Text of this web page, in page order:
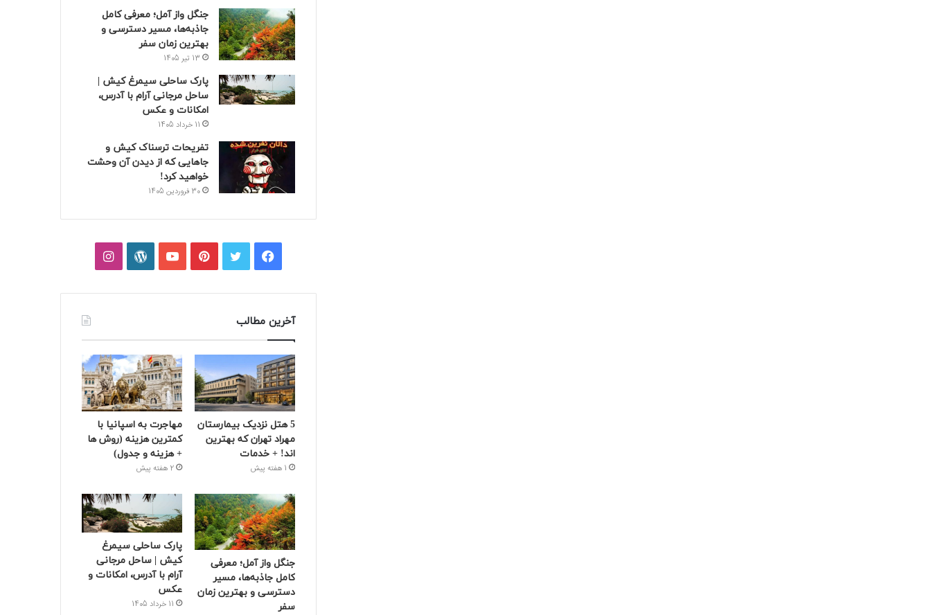
جنگل واز آمل؛ معرفی کامل
جاذبه‌ها، مسیر دسترسی و
بهترین زمان سفر
13 تیر 1405
پارک ساحلی سیمرغ کیش |
ساحل مرجانی آرام با آدرس،
امکانات و عکس
11 خرداد 1405
تفریحات ترسناک کیش و
جاهایی که از دیدن آن وحشت
خواهید کرد!
30 فروردین 1405
فیسبوکتوییترپینتریستیوتیوبوردپرساینستاگرام
آخرین مطالب
5 هتل نزدیک بیمارستان
مهراد تهران که بهترین‌
اند! + خدمات
1 هفته پیش
مهاجرت به اسپانیا با
کمترین هزینه (روش ها
+ هزینه و جدول)
2 هفته پیش
جنگل واز آمل؛ معرفی
کامل جاذبه‌ها، مسیر
دسترسی و بهترین زمان
سفر
پارک ساحلی سیمرغ
کیش | ساحل مرجانی
آرام با آدرس، امکانات و
عکس
11 خرداد 1405